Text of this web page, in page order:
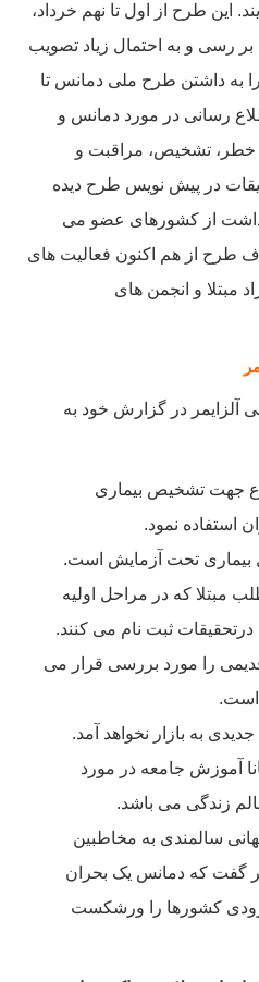
این طرح از اول تا نهم خرداد،
رسی و به احتمال زیاد تصویب
به داشتن طرح ملی دمانس تا
اطلاع رسانی در مورد دمانس و
خطر، تشخیص، مراقبت و
در پیش نویس طرح دیده
از کشورهای عضو می
طرح از هم اکنون فعالیت های
مبتلا و انجمن های
آلزایمر در گزارش خود به
جهت تشخیص بیماری
استفاده نمود.
بیماری تحت آزمایش است.
مبتلا که در مراحل اولیه
ثبت نام می کنند.
را مورد بررسی قرار می
است.
به بازار نخواهد آمد.
آموزش جامعه در مورد
زندگی می باشد.
سالمندی به مخاطبین
گفت که دمانس یک بحران
کشورها را ورشکست